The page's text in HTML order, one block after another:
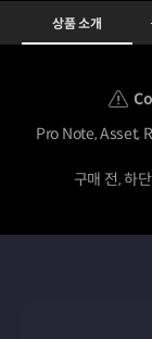
[asset] 일러스트레
Configuration
상품 소개
Pro Note, Asset,
구매 전, 하